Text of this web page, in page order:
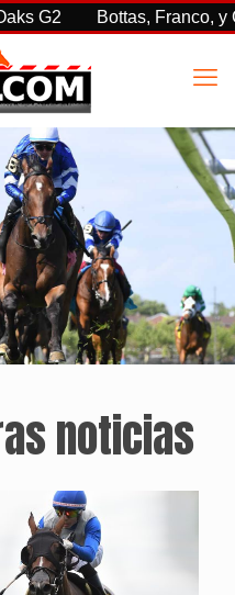
Franco, y Clement,
noticias